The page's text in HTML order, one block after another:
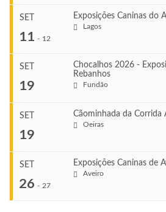
Ago 22, 2026
Ago 23, 2026
VENUE
SET
11 - 12
Exposições Caninas do
Lagos
Set 11, 2026
Set 12, 2026
VENUE
SET
19
Chocalhos 2026 -
Rebanhos
Fundão
Set 19, 2026
SET
19
Cãominhada da Corrida
Oeiras
SET
26 - 27
Exposições Caninas de
Aveiro